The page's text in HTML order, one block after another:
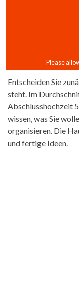
Entscheiden Sie
steht. Im
Abschlusshochzeit
wissen, was Sie
organisieren. Die
und fertige Ideen.